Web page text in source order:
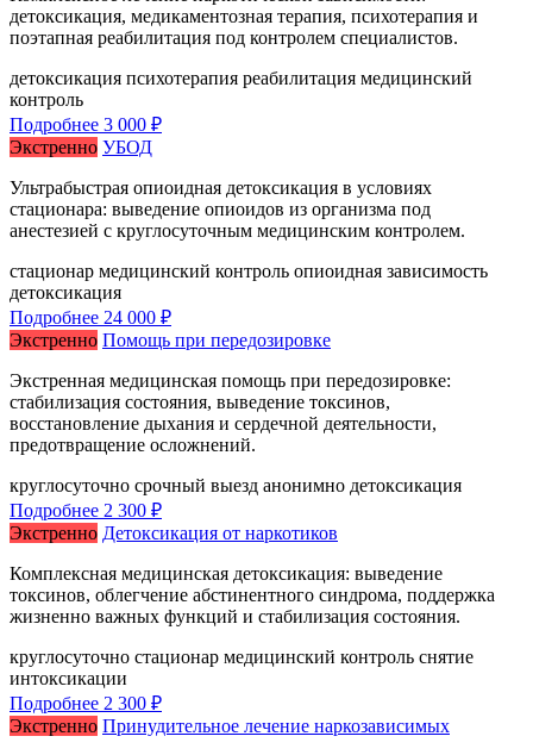
детоксикация, медикаментозная терапия, психотерапия и
поэтапная реабилитация под контролем специалистов.
детоксикация психотерапия реабилитация медицинский
контроль
Подробнее 3 000 ₽
Экстренно УБОД
Ультрабыстрая опиоидная детоксикация в условиях
стационара: выведение опиоидов из организма под
анестезией с круглосуточным медицинским контролем.
стационар медицинский контроль опиоидная зависимость
детоксикация
Подробнее 24 000 ₽
Экстренно Помощь при передозировке
Экстренная медицинская помощь при передозировке:
стабилизация состояния, выведение токсинов,
восстановление дыхания и сердечной деятельности,
предотвращение осложнений.
круглосуточно срочный выезд анонимно детоксикация
Подробнее 2 300 ₽
Экстренно Детоксикация от наркотиков
Комплексная медицинская детоксикация: выведение
токсинов, облегчение абстинентного синдрома, поддержка
жизненно важных функций и стабилизация состояния.
круглосуточно стационар медицинский контроль снятие
интоксикации
Подробнее 2 300 ₽
Экстренно Принудительное лечение наркозависимых